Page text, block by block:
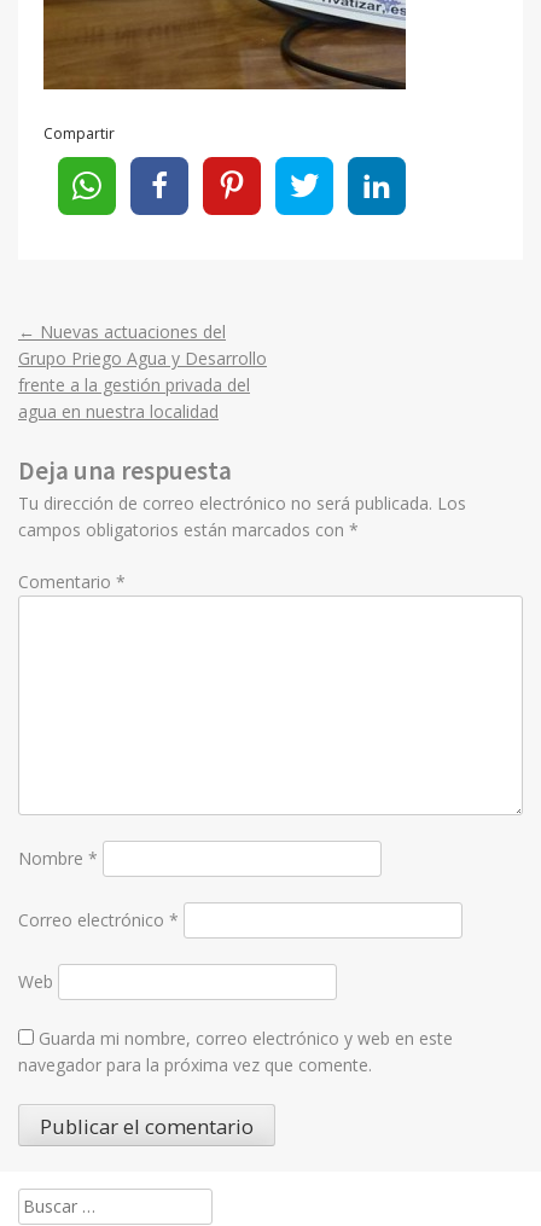
Compartir
Post
navigation
← Nuevas actuaciones del
Grupo Priego Agua y Desarrollo
frente a la gestión privada del
agua en nuestra localidad
Deja una respuesta
Tu dirección de correo electrónico no será publicada. Los
campos obligatorios están marcados con *
Comentario *
Nombre *
Correo electrónico *
Web
Guarda mi nombre, correo electrónico y web en este
navegador para la próxima vez que comente.
Buscar: